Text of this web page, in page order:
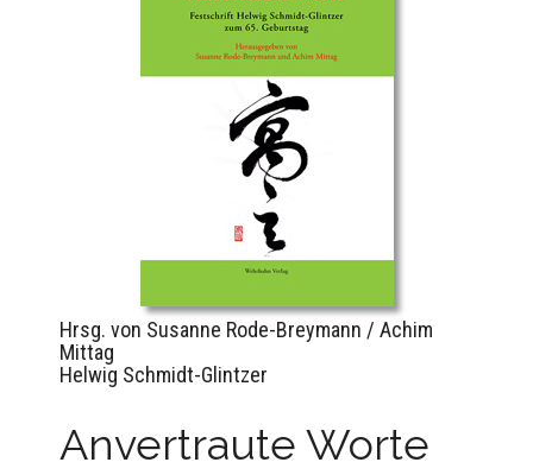
Hrsg. von Susanne Rode-Breymann / Achim
Mittag
Helwig Schmidt-Glintzer
Anvertraute Worte